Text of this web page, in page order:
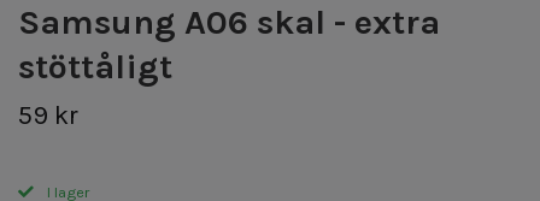
Samsung A06 skal - extra
stöttåligt
59 kr
I lager